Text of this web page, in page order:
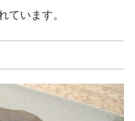
ています。